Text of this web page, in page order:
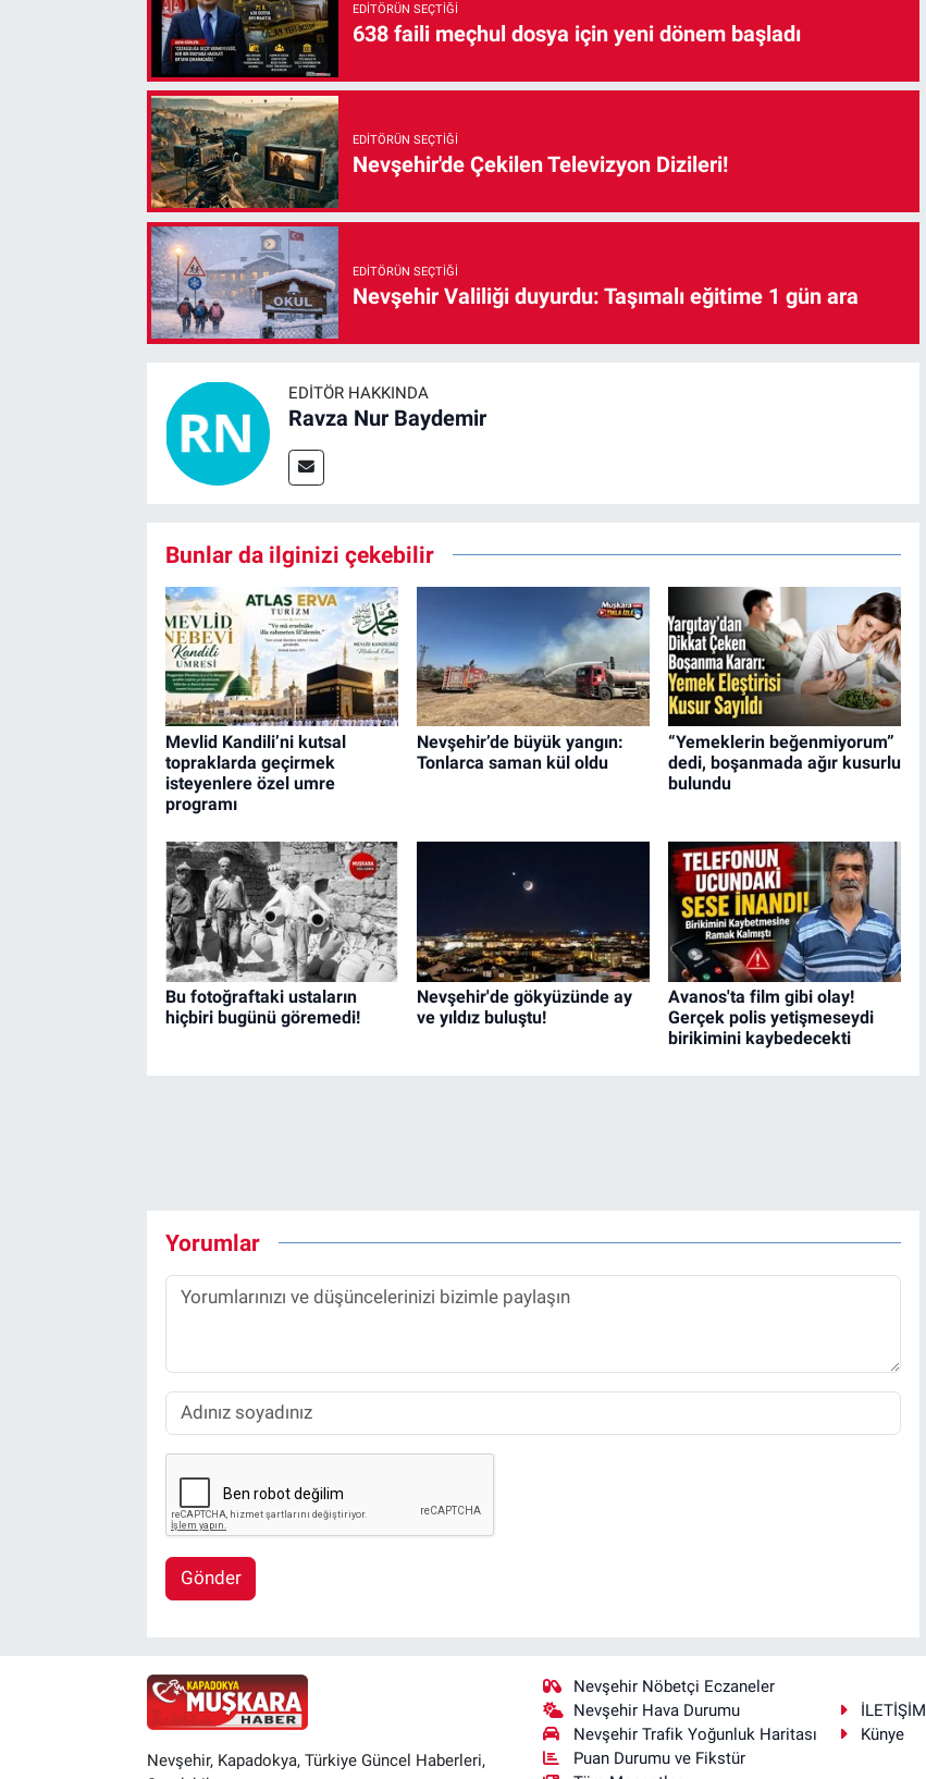
EDITÖRÜN SEÇTIĞI
638 faili meçhul dosya için yeni dönem başladı
EDITÖRÜN SEÇTIĞI
Nevşehir'de Çekilen Televizyon Dizileri!
EDITÖRÜN SEÇTIĞI
Nevşehir Valiliği duyurdu: Taşımalı eğitime 1 gün ara
EDITÖR HAKKINDA
Ravza Nur Baydemir
Bunlar da ilginizi çekebilir
Mevlid Kandili’ni kutsal
topraklarda geçirmek
isteyenlere özel umre
programı
Nevşehir’de büyük yangın:
Tonlarca saman kül oldu
“Yemeklerin beğenmiyorum”
dedi, boşanmada ağır kusurlu
bulundu
Bu fotoğraftaki ustaların
hiçbiri bugünü göremedi!
Nevşehir'de gökyüzünde ay
ve yıldız buluştu!
Avanos'ta film gibi olay!
Gerçek polis yetişmeseydi
birikimini kaybedecekti
Yorumlar
Gönder
Nevşehir, Kapadokya, Türkiye Güncel Haberleri,
Nevşehir Nöbetçi Eczaneler
Nevşehir Hava Durumu
Nevşehir Trafik Yoğunluk Haritası
Puan Durumu ve Fikstür
İLETİŞİM
Künye